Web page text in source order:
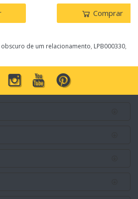
Comprar
de um relacionamento, LPB000330,